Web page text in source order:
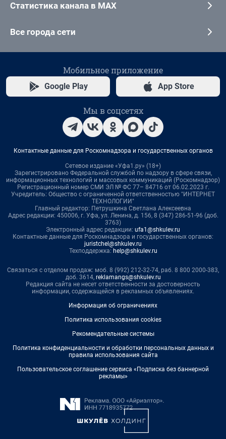
Статистика канала в MAX
Все города сети
Мобильное приложение
Google Play App Store
Мы в соцсетях
Контактные данные для Роскомнадзора и государственных органов
Сетевое издание «Уфа1.ру» (18+)
Зарегистрировано Федеральной службой по надзору в сфере связи,
информационных технологий и массовых коммуникаций (Роскомнадзор)
Регистрационный номер СМИ ЭЛ № ФС 77– 84716 от 06.02.2023 г.
Учредитель: Общество с ограниченной ответственностью "ИНТЕРНЕТ
ТЕХНОЛОГИИ"
Главный редактор: Петрушкина Светлана Алексеевна
Адрес редакции: 450006, г. Уфа, ул. Ленина, д. 156, 8 (347) 286-51-96 (доб.
3763)
Электронный адрес редакции: ufa1@shkulev.ru
Контактные данные для Роскомнадзора и государственных органов:
juristchel@shkulev.ru
Техподдержка: help@shkulev.ru
Связаться с отделом продаж: моб. 8 (992) 212-32-74, раб. 8 800 2000-383,
доб. 3614, reklamangs@shkulev.ru
Редакция сайта не несет ответственности за достоверность
информации, содержащейся в рекламных объявлениях.
Информация об ограничениях
Политика использования cookies
Рекомендательные системы
Политика конфиденциальности и обработки персональных данных и
правила использования сайта
Пользовательское соглашение сервиса «Подписка без баннерной
рекламы»